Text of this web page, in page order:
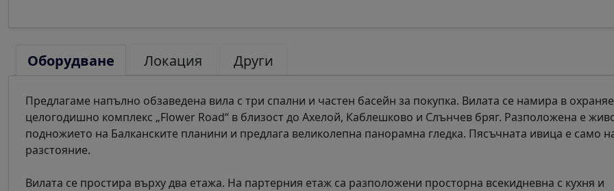
Оборудване Локация Други
Предлагаме напълно обзаведена вила с три спални и частен басейн за покупка. Вилата се намира в
целогодишно комплекс „Flower Road“ в близост до Ахелой, Каблешково и Слънчев бряг. Разположена е
подножието на Балканските планини и предлага великолепна панорамна гледка. Пясъчната ивица е само
разстояние.
Вилата се простира върху два етажа. На партерния етаж са разположени просторна всекидневна с кухня и